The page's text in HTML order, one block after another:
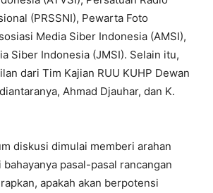
(PRSSNI), Pewarta Foto
Media Siber Indonesia (AMSI),
Siber Indonesia (JMSI). Selain itu,
dari Tim Kajian RUU KUHP Dewan
Ahmad Djauhar, dan K.
diskusi dimulai memberi arahan
pasal-pasal rancangan
apakah akan berpotensi